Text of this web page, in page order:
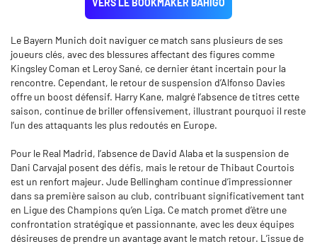
VERS LE BOOKMAKER BAHIGO
Le Bayern Munich doit naviguer ce match sans plusieurs de ses
joueurs clés, avec des blessures affectant des figures comme
Kingsley Coman et Leroy Sané, ce dernier étant incertain pour la
rencontre. Cependant, le retour de suspension d’Alfonso Davies
offre un boost défensif. Harry Kane, malgré l’absence de titres cette
saison, continue de briller offensivement, illustrant pourquoi il reste
l’un des attaquants les plus redoutés en Europe.
Pour le Real Madrid, l’absence de David Alaba et la suspension de
Dani Carvajal posent des défis, mais le retour de Thibaut Courtois
est un renfort majeur. Jude Bellingham continue d’impressionner
dans sa première saison au club, contribuant significativement tant
en Ligue des Champions qu’en Liga. Ce match promet d’être une
confrontation stratégique et passionnante, avec les deux équipes
désireuses de prendre un avantage avant le match retour. L’issue de